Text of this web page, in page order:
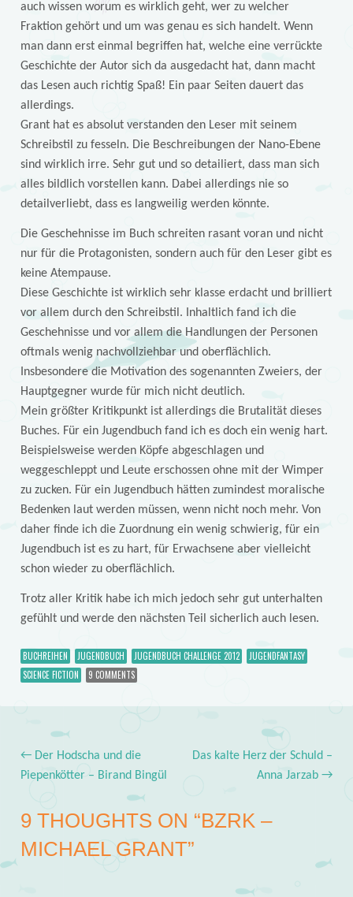
auch wissen worum es wirklich geht, wer zu welcher
Fraktion gehört und um was genau es sich handelt. Wenn
man dann erst einmal begriffen hat, welche eine verrückte
Geschichte der Autor sich da ausgedacht hat, dann macht
das Lesen auch richtig Spaß! Ein paar Seiten dauert das
allerdings.
Grant hat es absolut verstanden den Leser mit seinem
Schreibstil zu fesseln. Die Beschreibungen der Nano-Ebene
sind wirklich irre. Sehr gut und so detailiert, dass man sich
alles bildlich vorstellen kann. Dabei allerdings nie so
detailverliebt, dass es langweilig werden könnte.
Die Geschehnisse im Buch schreiten rasant voran und nicht
nur für die Protagonisten, sondern auch für den Leser gibt es
keine Atempause.
Diese Geschichte ist wirklich sehr klasse erdacht und brilliert
vor allem durch den Schreibstil. Inhaltlich fand ich die
Geschehnisse und vor allem die Handlungen der Personen
oftmals wenig nachvollziehbar und oberflächlich.
Insbesondere die Motivation des sogenannten Zweiers, der
Hauptgegner wurde für mich nicht deutlich.
Mein größter Kritikpunkt ist allerdings die Brutalität dieses
Buches. Für ein Jugendbuch fand ich es doch ein wenig hart.
Beispielsweise werden Köpfe abgeschlagen und
weggeschleppt und Leute erschossen ohne mit der Wimper
zu zucken. Für ein Jugendbuch hätten zumindest moralische
Bedenken laut werden müssen, wenn nicht noch mehr. Von
daher finde ich die Zuordnung ein wenig schwierig, für ein
Jugendbuch ist es zu hart, für Erwachsene aber vielleicht
schon wieder zu oberflächlich.
Trotz aller Kritik habe ich mich jedoch sehr gut unterhalten
gefühlt und werde den nächsten Teil sicherlich auch lesen.
BUCHREIHEN JUGENDBUCH JUGENDBUCH CHALLENGE 2012
JUGENDFANTASY
SCIENCE FICTION
9 COMMENTS
Post navigation
←Der Hodscha und die
Piepenkötter – Birand Bingül
Das kalte Herz der Schuld –
Anna Jarzab→
9 THOUGHTS ON “BZRK –
MICHAEL GRANT”